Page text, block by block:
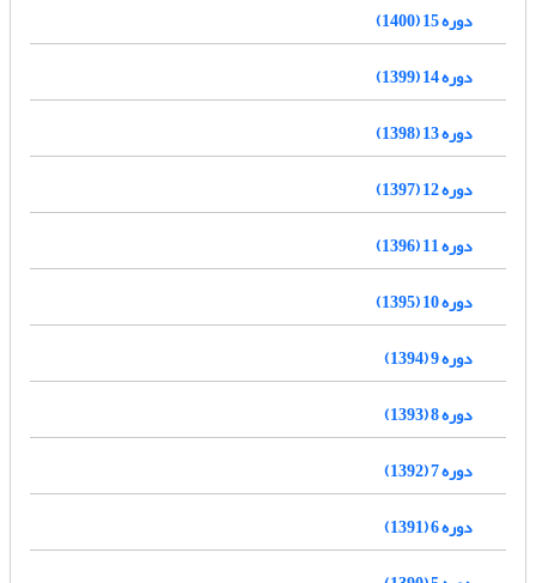
دوره 15 (1400)
دوره 14 (1399)
دوره 13 (1398)
دوره 12 (1397)
دوره 11 (1396)
دوره 10 (1395)
دوره 9 (1394)
دوره 8 (1393)
دوره 7 (1392)
دوره 6 (1391)